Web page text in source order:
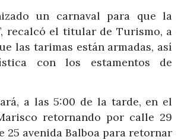
un carnaval para que la
recalcó el titular de Turismo, a
las tarimas están armadas, así
con los estamentos de
a las 5:00 de la tarde, en el
retornando por calle 29
25 avenida Balboa para retornar